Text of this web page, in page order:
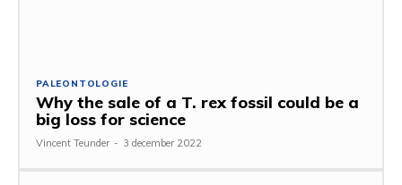
PALEONTOLOGIE
Why the sale of a T. rex fossil could be a
big loss for science
Vincent Teunder - 3 december 2022